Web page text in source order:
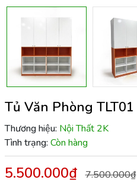
Tủ Văn Phòng TLT01
Thương hiệu: Nội Thất 2K
Tình trạng: Còn hàng
5.500.000₫ 7.500.000₫